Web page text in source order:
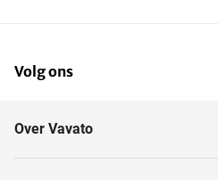
Volg ons
Over Vavato